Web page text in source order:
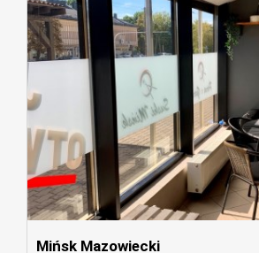
Mińsk Mazowiecki